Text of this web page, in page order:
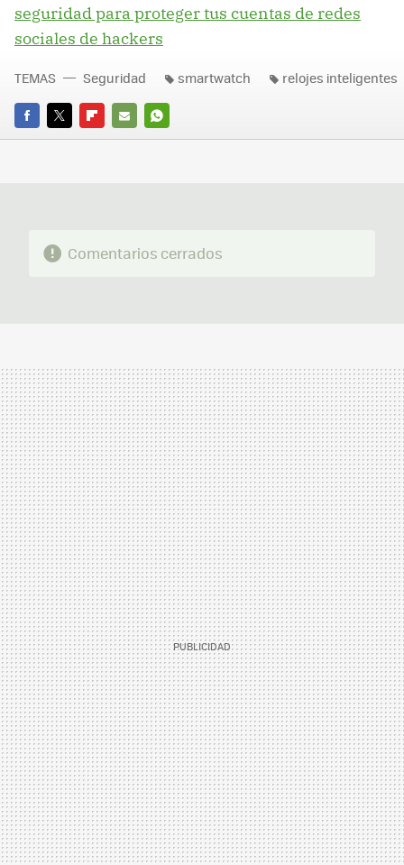
seguridad para proteger tus cuentas de redes
sociales de hackers
FACEBOOK
TWITTERFLIPBOARD
E-
WHATSAPP
TEMAS Seguridad smartwatch relojes inteligentes
Comentarios cerrados